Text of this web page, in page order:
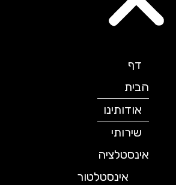
הבית
אודותינו
שירותי
אינסטלציה
אינסטלטור